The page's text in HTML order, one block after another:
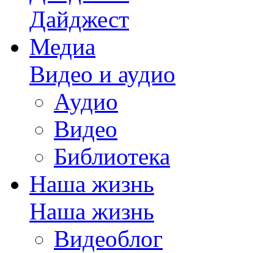
Дайджест
Медиа
Видео и аудио
Аудио
Видео
Библиотека
Наша жизнь
Наша жизнь
Видеоблог